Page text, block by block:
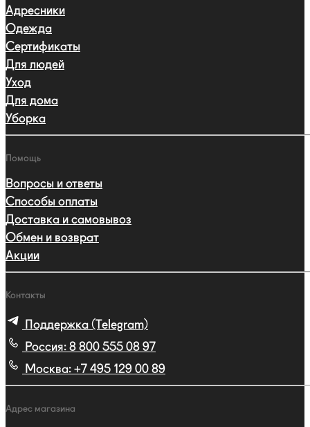
Адресники
Одежда
Сертификаты
Для людей
Уход
Для дома
Уборка
Помощь
Вопросы и ответы
Способы оплаты
Доставка и самовывоз
Обмен и возврат
Акции
Контакты
Поддержка (Telegram)
Россия: 8 800 555 08 97
Москва: +7 495 129 00 89
Адрес магазина